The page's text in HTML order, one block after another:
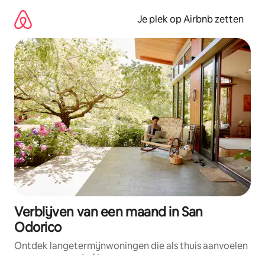
direct
naar
inhoud
Je plek op Airbnb zetten
Verblijven van een maand in San
Odorico
Ontdek langetermijnwoningen die als thuis aanvoelen